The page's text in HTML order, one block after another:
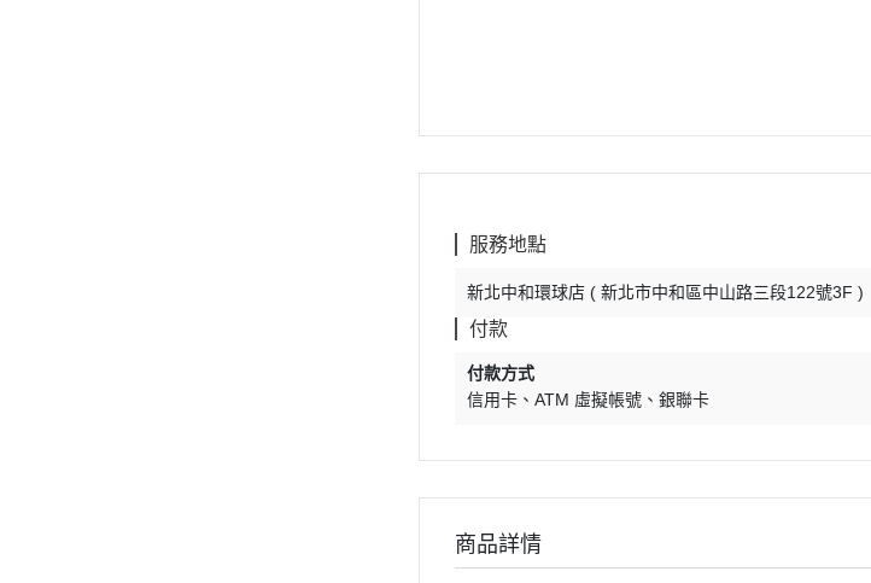
服務地點
新北中和環球店 ( 新北市中和區中山路三段122號3F )
付款
付款方式
信用卡
ATM 虛擬帳號 銀聯卡
商品詳情